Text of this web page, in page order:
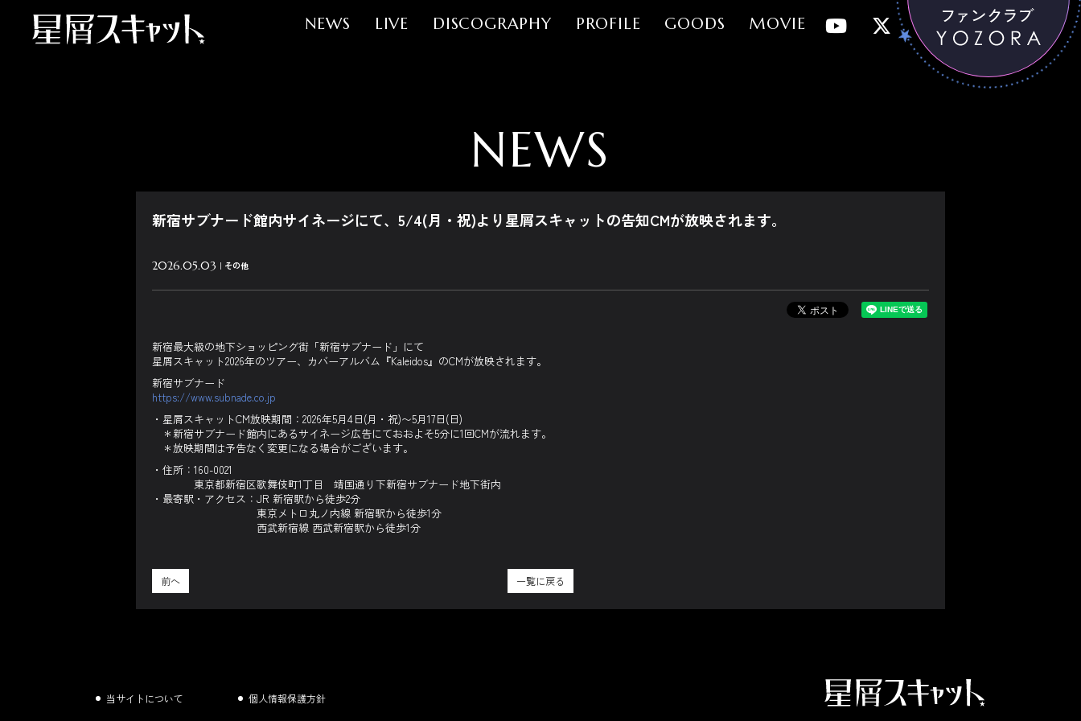
NEWS LIVE DISCOGRAPHY PROFILE GOODS MOVIE
NEWS
新宿サブナード館内サイネージにて、5/4(月・祝)より星屑スキャットの告知CMが放映されます。
2026.05.03 その他
新宿最大級の地下ショッピング街「新宿サブナード」にて
星屑スキャット2026年のツアー、カバーアルバム『Kaleidos』のCMが放映されます。
新宿サブナード
https://www.subnade.co.jp
・星屑スキャットCM放映期間：2026年5月4日(月・祝)〜5月17日(日)
＊新宿サブナード館内にあるサイネージ広告にておおよそ5分に1回CMが流れます。
＊放映期間は予告なく変更になる場合がございます。
・住所：160-0021
東京都新宿区歌舞伎町1丁目 靖国通り下新宿サブナード地下街内
・最寄駅・アクセス：JR 新宿駅から徒歩2分
東京メトロ丸ノ内線 新宿駅から徒歩1分
西武新宿線 西武新宿駅から徒歩1分
前へ 一覧に戻る
当サイトについて 個人情報保護方針